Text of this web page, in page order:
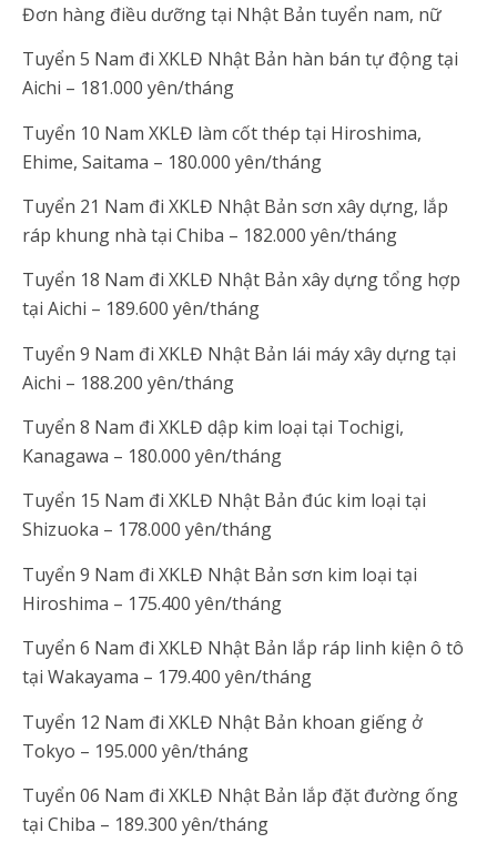
Đơn hàng điều dưỡng tại Nhật Bản tuyển nam, nữ
Tuyển 5 Nam đi XKLĐ Nhật Bản hàn bán tự động tại
Aichi – 181.000 yên/tháng
Tuyển 10 Nam XKLĐ làm cốt thép tại Hiroshima,
Ehime, Saitama – 180.000 yên/tháng
Tuyển 21 Nam đi XKLĐ Nhật Bản sơn xây dựng, lắp
ráp khung nhà tại Chiba – 182.000 yên/tháng
Tuyển 18 Nam đi XKLĐ Nhật Bản xây dựng tổng hợp
tại Aichi – 189.600 yên/tháng
Tuyển 9 Nam đi XKLĐ Nhật Bản lái máy xây dựng tại
Aichi – 188.200 yên/tháng
Tuyển 8 Nam đi XKLĐ dập kim loại tại Tochigi,
Kanagawa – 180.000 yên/tháng
Tuyển 15 Nam đi XKLĐ Nhật Bản đúc kim loại tại
Shizuoka – 178.000 yên/tháng
Tuyển 9 Nam đi XKLĐ Nhật Bản sơn kim loại tại
Hiroshima – 175.400 yên/tháng
Tuyển 6 Nam đi XKLĐ Nhật Bản lắp ráp linh kiện ô tô
tại Wakayama – 179.400 yên/tháng
Tuyển 12 Nam đi XKLĐ Nhật Bản khoan giếng ở
Tokyo – 195.000 yên/tháng
Tuyển 06 Nam đi XKLĐ Nhật Bản lắp đặt đường ống
tại Chiba – 189.300 yên/tháng